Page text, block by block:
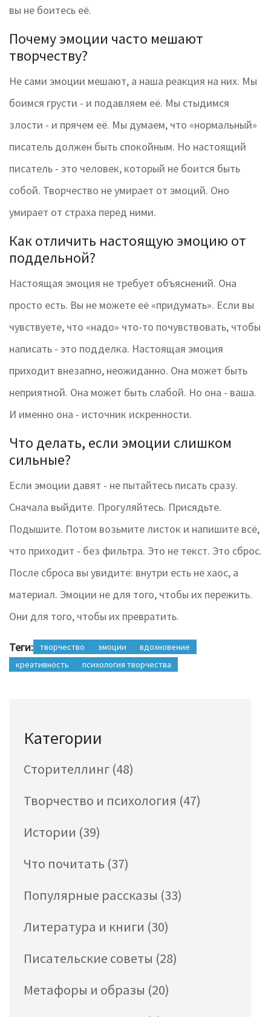
вы не боитесь её.
Почему эмоции часто мешают
творчеству?
Не сами эмоции мешают, а наша реакция на них. Мы
боимся грусти - и подавляем её. Мы стыдимся
злости - и прячем её. Мы думаем, что «нормальный»
писатель должен быть спокойным. Но настоящий
писатель - это человек, который не боится быть
собой. Творчество не умирает от эмоций. Оно
умирает от страха перед ними.
Как отличить настоящую эмоцию от
поддельной?
Настоящая эмоция не требует объяснений. Она
просто есть. Вы не можете её «придумать». Если вы
чувствуете, что «надо» что-то почувствовать, чтобы
написать - это подделка. Настоящая эмоция
приходит внезапно, неожиданно. Она может быть
неприятной. Она может быть слабой. Но она - ваша.
И именно она - источник искренности.
Что делать, если эмоции слишком
сильные?
Если эмоции давят - не пытайтесь писать сразу.
Сначала выйдите. Прогуляйтесь. Присядьте.
Подышите. Потом возьмите листок и напишите всё,
что приходит - без фильтра. Это не текст. Это сброс.
После сброса вы увидите: внутри есть не хаос, а
материал. Эмоции не для того, чтобы их пережить.
Они для того, чтобы их превратить.
Теги: творчество эмоции
вдохновение
креативность
психология творчества
Категории
Сторителлинг (48)
Творчество и психология (47)
Истории (39)
Что почитать (37)
Популярные рассказы (33)
Литература и книги (30)
Писательские советы (28)
Метафоры и образы (20)